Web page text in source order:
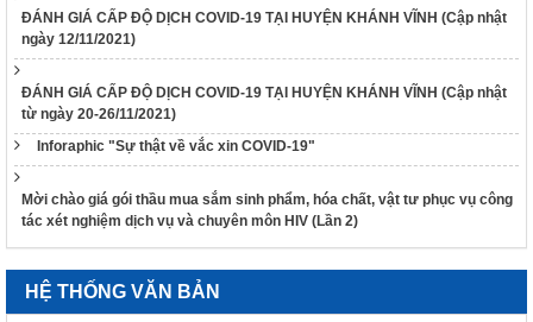
ĐÁNH GIÁ CẤP ĐỘ DỊCH COVID-19 TẠI HUYỆN KHÁNH VĨNH (Cập nhật
ngày 12/11/2021)
ĐÁNH GIÁ CẤP ĐỘ DỊCH COVID-19 TẠI HUYỆN KHÁNH VĨNH (Cập nhật
từ ngày 20-26/11/2021)
Inforaphic "Sự thật về vắc xin COVID-19"
Mời chào giá gói thầu mua sắm sinh phẩm, hóa chất, vật tư phục vụ công
tác xét nghiệm dịch vụ và chuyên môn HIV (Lần 2)
HỆ THỐNG VĂN BẢN
thẩm quyền xử phạt vi phạm hành chính
318/VPCQTT
nhân quyền tháng 01/2026
1265/HD-BCĐ
HƯỚNG DẪN QUẢN LÝ NGƯỜI MẮC COVID-19 TẠI NHÀ
38/TB-UBND
Kết luận của UBND tỉnh Nguyễn Tấn Tuân kiêm Trưởng Ban
25/01/2022